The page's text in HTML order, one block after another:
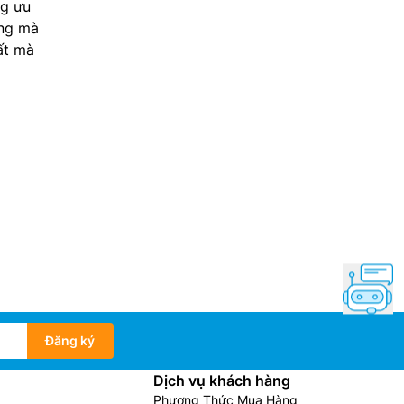
ưu
mà
mà
Đăng ký
Dịch vụ khách hàng
Phương Thức Mua Hàng